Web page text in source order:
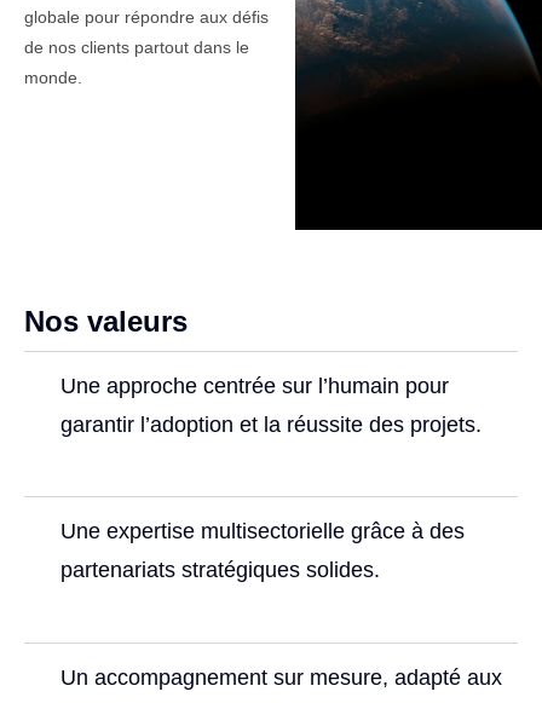
globale pour répondre aux défis
de nos clients partout dans le
monde.
Nos valeurs
Une approche centrée sur l’humain pour
garantir l’adoption et la réussite des projets.
Une expertise multisectorielle grâce à des
partenariats stratégiques solides.
Un accompagnement sur mesure, adapté aux